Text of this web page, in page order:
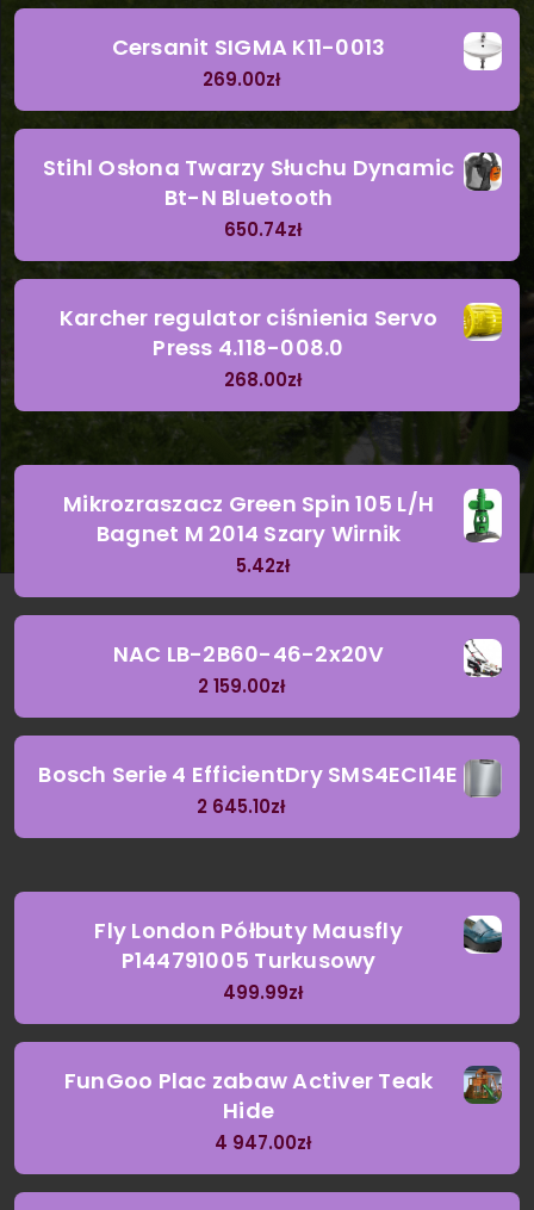
Cersanit SIGMA K11-0013
269.00zł
Stihl Osłona Twarzy Słuchu Dynamic
Bt-N Bluetooth
650.74zł
Karcher regulator ciśnienia Servo
Press 4.118-008.0
268.00zł
Mikrozraszacz Green Spin 105 L/H
Bagnet M 2014 Szary Wirnik
5.42zł
NAC LB-2B60-46-2x20V
2 159.00zł
Bosch Serie 4 EfficientDry SMS4ECI14E
2 645.10zł
Fly London Półbuty Mausfly
P144791005 Turkusowy
499.99zł
FunGoo Plac zabaw Activer Teak
Hide
4 947.00zł